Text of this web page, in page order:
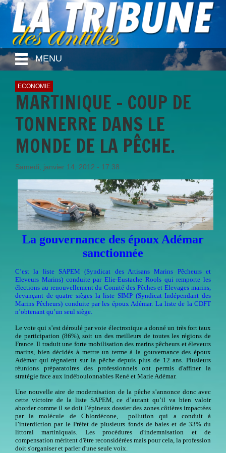
MENU
ECONOMIE
MARTINIQUE – COUP DE
TONNERRE DANS LE
MONDE DE LA PÊCHE.
Samedi, janvier 14, 2012 - 17:38
La gouvernance des époux Adémar
sanctionnée
C’est la liste SAPEM (Syndicat des Artisans Marins Pêcheurs et
Eleveurs Marins) conduite par Elie-Eustache Rools qui remporte les
élections au renouvellement du Comité des Pêches et Elevages marins,
devançant de quatre sièges la liste SIMP (Syndicat Indépendant des
Marins Pêcheurs) conduite par les époux Adémar. La liste de la CDFT
n’obtenant qu’un seul siège.
Le vote qui s’est déroulé par voie électronique a donné un très fort taux
de participation (86%), soit un des meilleurs de toutes les régions de
France. Il traduit une forte mobilisation des marins pêcheurs et éleveurs
marins, bien décidés à mettre un terme à la gouvernance des époux
Adémar qui régnaient sur la pêche depuis plus de 12 ans. Plusieurs
réunions préparatoires des professionnels ont permis d'affiner la
stratégie face aux indéboulonnables René et Marie Adémar.
Une nouvelle aire de modernisation de la pêche s’annonce donc avec
cette victoire de la liste SAPEM, ce d’autant qu’il va bien valoir
aborder comme il se doit l’épineux dossier des zones côtières impactées
par la molécule de Chlordécone, pollution qui a conduit à
l’interdiction par le Préfet de plusieurs fonds de baies et de 33% du
littoral martiniquais. Les procédures d'indemnisation et de
compensation méritent d'être reconsidérées mais pour cela, la profession
doit s'organiser et parler d'une seule voix.